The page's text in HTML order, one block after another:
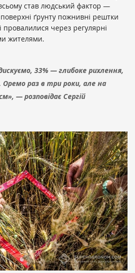
став людський фактор —
ґрунту пожнивні рештки
через регулярні
жителями.
33% — глибоке рихлення,
раз в три роки, але на
— розповідає Сергій